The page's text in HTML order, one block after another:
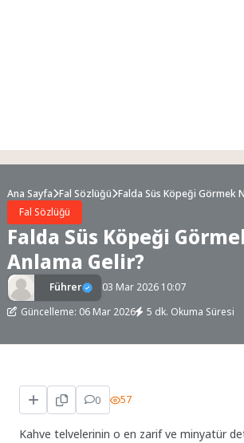
Ana Sayfa Fal Sözlüğü Falda Süs Köpeği Görmek
Fal Sözlüğü
Falda Süs Köpeği
Anlama Gelir?
Führer
03 Mar 2026 10:07
Güncelleme: 06 Mar 2026
5 dk. Okuma Süresi
0 57
Kahve telvelerinin o en zarif ve minyatür